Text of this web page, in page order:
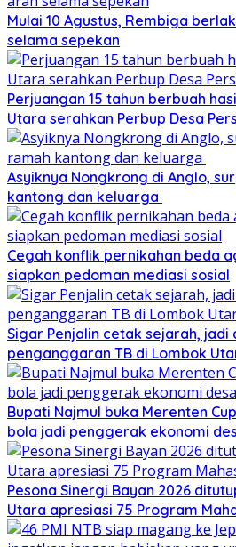
Mulai 10 Agustus, Rembiga
selama sepekan
Perjuangan 15 tahun berbuah
Utara serahkan Perbup Desa
Asyiknya Nongkrong di Anglo,
kantong dan keluarga
Cegah konflik pernikahan beda
siapkan pedoman mediasi sosial
Sigar Penjalin cetak sejarah, jadi
penganggaran TB di Lombok
Bupati Najmul buka Merenten
bola jadi penggerak ekonomi
Pesona Sinergi Bayan 2026
Utara apresiasi 75 Program